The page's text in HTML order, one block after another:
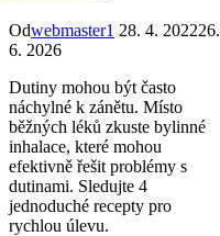
Odwebmaster1 28. 4. 202226.
6. 2026
Dutiny mohou být často
náchylné k zánětu. Místo
běžných léků zkuste bylinné
inhalace, které mohou
efektivně řešit problémy s
dutinami. Sledujte 4
jednoduché recepty pro
rychlou úlevu.